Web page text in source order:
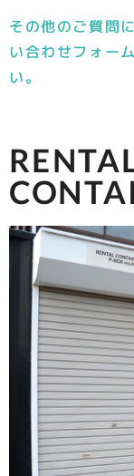
その他のご質問
い合わせフォー
い。